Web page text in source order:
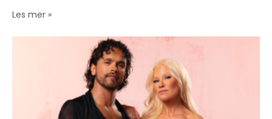
Les mer »